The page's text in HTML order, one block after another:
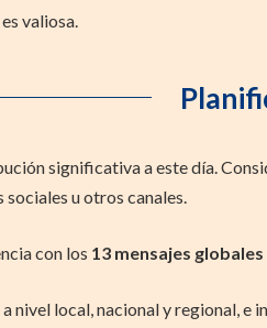
valiosa.
significativa a este día.
sociales u otros canales.
con los 13 mensajes
nivel local, nacional y regional,